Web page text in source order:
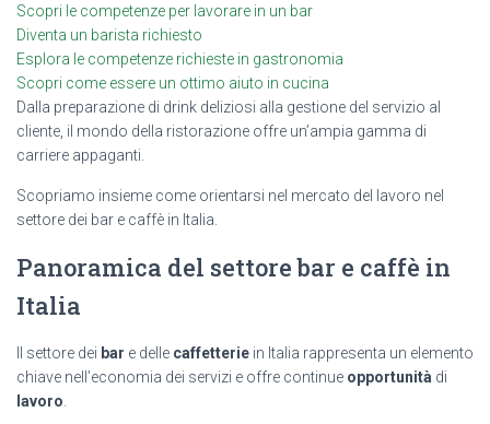
Scopri le competenze per lavorare in un bar
Diventa un barista richiesto
Esplora le competenze richieste in gastronomia
Scopri come essere un ottimo aiuto in cucina
Dalla preparazione di drink deliziosi alla gestione del servizio al
cliente, il mondo della ristorazione offre un’ampia gamma di
carriere appaganti.
Scopriamo insieme come orientarsi nel mercato del lavoro nel
settore dei bar e caffè in Italia.
Panoramica del settore bar e caffè in
Italia
Il settore dei bar e delle caffetterie in Italia rappresenta un elemento
chiave nell’economia dei servizi e offre continue opportunità di
lavoro